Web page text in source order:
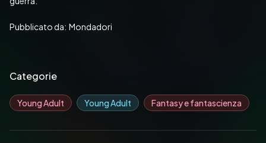
Pubblicato da:  Mondadori
Categorie
Young Adult Young Adult Fantasy e fantascienza